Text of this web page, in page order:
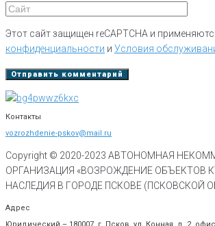
Этот сайт защищен reCAPTCHA и
конфиденциальности и Условия
Контакты
vozrozhdenie-pskov@mail.ru
Copyright © 2020-2023 АВТОНОМНАЯ
ОРГАНИЗАЦИЯ «ВОЗРОЖДЕНИЕ ОБЪЕКТОВ
НАСЛЕДИЯ В ГОРОДЕ ПСКОВЕ (ПСКОВСКОЙ
Адрес